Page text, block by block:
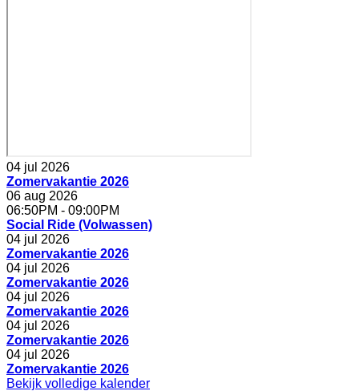
04 jul 2026
Zomervakantie 2026
06 aug 2026
06:50PM - 09:00PM
Social Ride (Volwassen)
04 jul 2026
Zomervakantie 2026
04 jul 2026
Zomervakantie 2026
04 jul 2026
Zomervakantie 2026
04 jul 2026
Zomervakantie 2026
04 jul 2026
Zomervakantie 2026
Bekijk volledige kalender